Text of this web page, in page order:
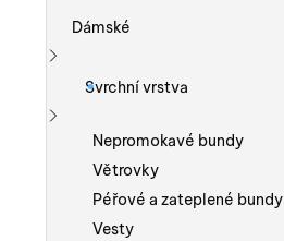
Dámské
Zobrazit více
Svrchní vrstva
Zobrazit více
Nepromokavé bundy
Větrovky
Péřové a zateplené bundy
Vesty